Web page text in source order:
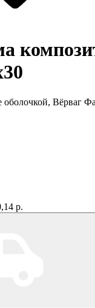
оболочкой, Вёрваг
р.